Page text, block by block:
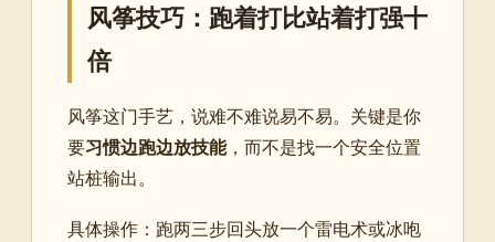
风筝技巧：跑着打比站着打强十
倍
风筝这门手艺，说难不难说易不易。关键是你
要习惯边跑边放技能，而不是找一个安全位置
站桩输出。
具体操作：跑两三步回头放一个雷电术或冰咆